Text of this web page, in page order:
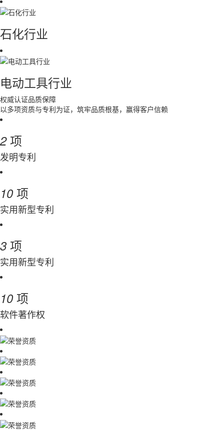
石化行业
电动工具行业
权威认证品质保障
以多项资质与专利为证，筑牢品质根基，赢得客户信赖
2 项
发明专利
10 项
实用新型专利
3 项
实用新型专利
10 项
软件著作权